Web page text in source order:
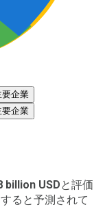
要企業
要企業
billion USDと評価
ると予測されて